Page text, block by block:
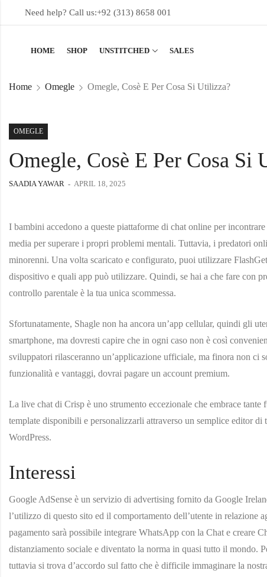
Need help? Call us:+92 (313) 8658 001
HOME SHOP UNSTITCHED SALES
Home Omegle Omegle, Cosè E Per Cosa Si Utilizza?
OMEGLE
Omegle, Cosè E Per Cosa Si
SAADIA YAWAR APRIL 18, 2025
I bambini accedono a queste piattaforme di chat online per
media per superare i propri problemi mentali. Tuttavia, i predatori
minorenni. Una volta scaricato e configurato, puoi utilizzare
dispositivo e quali app può utilizzare. Quindi, se hai a che fare con
controllo parentale è la tua unica scommessa.
Sfortunatamente, Shagle non ha ancora un’app cellular, quindi gli
smartphone, ma dovresti capire che in ogni caso non è così
sviluppatori rilasceranno un’applicazione ufficiale, ma finora non ci
funzionalità e vantaggi, dovrai pagare un account premium.
La live chat di Crisp è uno strumento eccezionale che embrace
template disponibili e personalizzarli attraverso un semplice editor
WordPress.
Interessi
Google AdSense è un servizio di advertising fornito da Google
l’utilizzo di questo sito ed il comportamento dell’utente in
pagamento sarà possibile integrare WhatsApp con la Chat e creare
distanziamento sociale e diventato la norma in quasi tutto il mondo.
tuttavia si trova d’accordo sul fatto che è difficile immaginare la